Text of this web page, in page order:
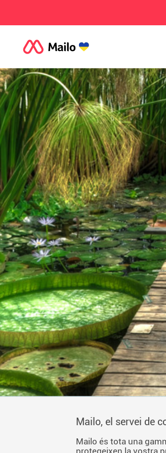
Mailo, el servei de
Mailo és tota una
protegeixen la vostra